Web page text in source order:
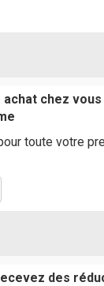
chez
toute votre
des